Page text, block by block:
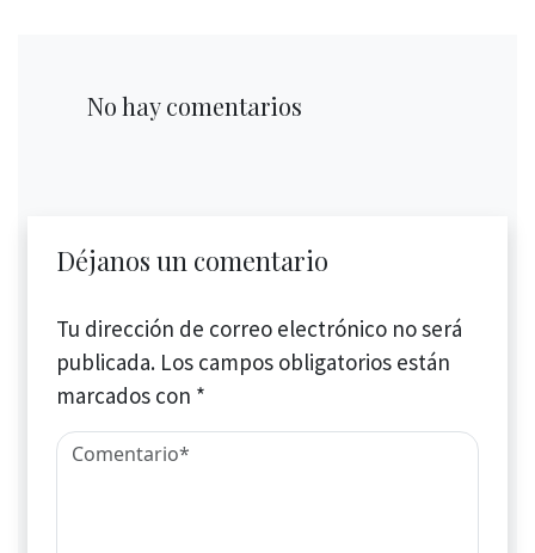
No hay comentarios
Déjanos un comentario
Tu dirección de correo electrónico no será
publicada. Los campos obligatorios están
marcados con *